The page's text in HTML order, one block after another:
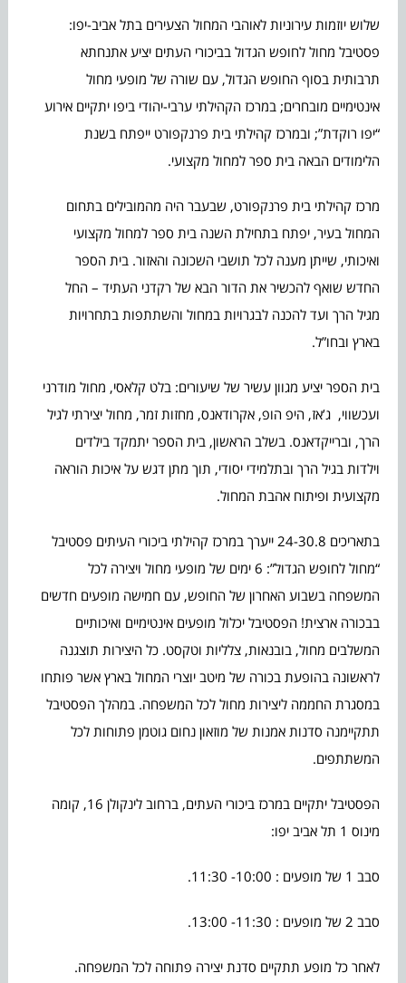
שלוש יוזמות עירוניות לאוהבי המחול הצעירים בתל אביב-יפו:
פסטיבל מחול לחופש הגדול בביכורי העתים יציע אתנחתא
תרבותית בסוף החופש הגדול, עם שורה של מופעי מחול
אינטימיים מובחרים; במרכז הקהילתי ערבי-יהודי ביפו יתקיים אירוע
“יפו רוקדת”; ובמרכז קהילתי בית פרנקפורט ייפתח בשנת
הלימודים הבאה בית ספר למחול מקצועי.
מרכז קהילתי בית פרנקפורט, שבעבר היה מהמובילים בתחום
המחול בעיר, יפתח בתחילת השנה בית ספר למחול מקצועי
ואיכותי, שייתן מענה לכל תושבי השכונה והאזור. בית הספר
החדש שואף להכשיר את הדור הבא של רקדני העתיד – החל
מגיל הרך ועד להכנה לבגרויות במחול והשתתפות בתחרויות
בארץ ובחו”ל.
בית הספר יציע מגוון עשיר של שיעורים: בלט קלאסי, מחול מודרני
ועכשווי, ג’אז, היפ הופ, אקרודאנס, מחזות זמר, מחול יצירתי לגיל
הרך, וברייקדאנס. בשלב הראשון, בית הספר יתמקד בילדים
וילדות בגיל הרך ובתלמידי יסודי, תוך מתן דגש על איכות הוראה
מקצועית ופיתוח אהבת המחול.
בתאריכים 24-30.8 ייערך במרכז קהילתי ביכורי העיתים פסטיבל
“מחול לחופש הגדול”: 6 ימים של מופעי מחול ויצירה לכל
המשפחה בשבוע האחרון של החופש, עם חמישה מופעים חדשים
בבכורה ארצית! הפסטיבל יכלול מופעים אינטימיים ואיכותיים
המשלבים מחול, בובנאות, צלליות וטקסט. כל היצירות תוצגנה
לראשונה בהופעת בכורה של מיטב יוצרי המחול בארץ אשר פותחו
במסגרת החממה ליצירות מחול לכל המשפחה. במהלך הפסטיבל
תתקיימנה סדנות אמנות של מוזאון נחום גוטמן פתוחות לכל
המשתתפים.
הפסטיבל יתקיים במרכז ביכורי העתים, ברחוב לינקולן 16, קומה
מינוס 1 תל אביב יפו:
סבב 1 של מופעים : 10:00- 11:30.
סבב 2 של מופעים : 11:30- 13:00.
לאחר כל מופע תתקיים סדנת יצירה פתוחה לכל המשפחה.